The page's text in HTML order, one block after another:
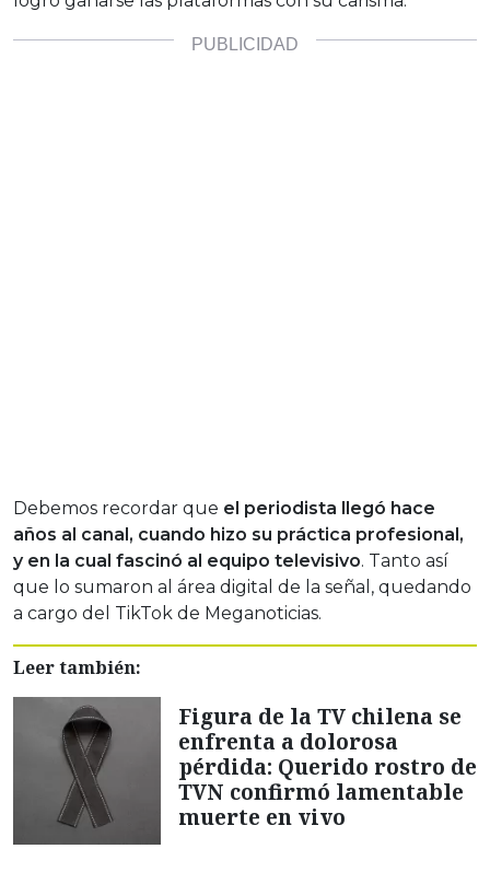
Debemos recordar que el periodista llegó hace
años al canal, cuando hizo su práctica profesional,
y en la cual fascinó al equipo televisivo. Tanto así
que lo sumaron al área digital de la señal, quedando
a cargo del TikTok de Meganoticias.
Leer también:
Figura de la TV chilena se
enfrenta a dolorosa
pérdida: Querido rostro de
TVN confirmó lamentable
muerte en vivo